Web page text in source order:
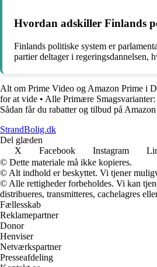
Hvordan adskiller Finlands
Finlands politiske system er
partier deltager i regeringsdannelsen,
Alt om Prime Video og Amazon Prime i
for at vide • Alle Primære
Sådan får du rabatter og tilbud på Amazon
StrandBolig.dk
Del glæden
X
Facebook Instagram
© Dette materiale må ikke kopieres.
© Alt indhold er beskyttet. Vi tjener
© Alle rettigheder forbeholdes. Vi kan
distribueres, transmitteres, cachelagres
Fællesskab
Reklamepartner
Donor
Henviser
Netværkspartner
Presseafdeling